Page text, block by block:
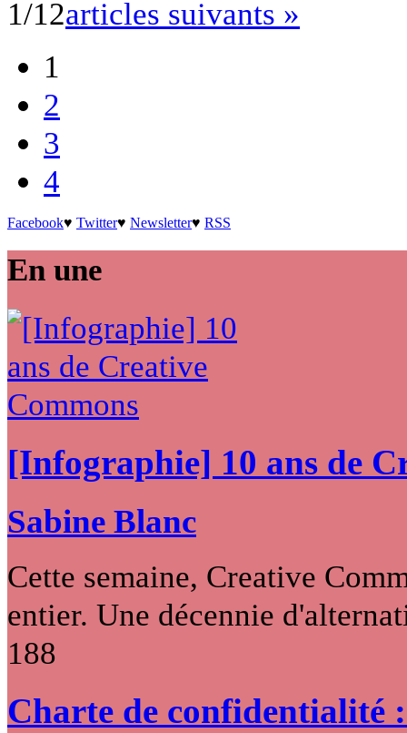
1/12articles suivants »
1
2
3
4
Facebook♥ Twitter♥ Newsletter♥ RSS
En une
[Infographie] 10 ans de
Sabine Blanc
Cette semaine, Creative
entier. Une décennie
188
Charte de confidentialité